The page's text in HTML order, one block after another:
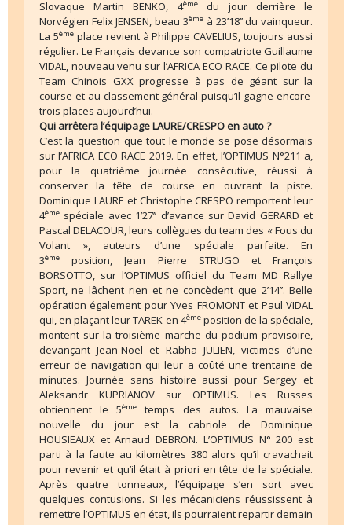
Slovaque Martin BENKO, 4èmedu jour derrière le
Norvégien Felix JENSEN, beau 3ème à 23’18’’ du vainqueur.
La 5èmeplace revient à Philippe CAVELIUS, toujours aussi
régulier. Le Français devance son compatriote Guillaume
VIDAL, nouveau venu sur l’AFRICA ECO RACE. Ce pilote du
Team Chinois GXX progresse à pas de géant sur la
course et au classement général puisqu’il gagne encore
trois places aujourd’hui.
Qui arrêtera l’équipage LAURE/CRESPO en auto ?
C’est la question que tout le monde se pose désormais
sur l’AFRICA ECO RACE 2019. En effet, l’OPTIMUS N°211 a,
pour la quatrième journée consécutive, réussi à
conserver la tête de course en ouvrant la piste.
Dominique LAURE et Christophe CRESPO remportent leur
4èmespéciale avec 1’27’’ d’avance sur David GERARD et
Pascal DELACOUR, leurs collègues du team des « Fous du
Volant », auteurs d’une spéciale parfaite. En
3èmeposition, Jean Pierre STRUGO et François
BORSOTTO, sur l’OPTIMUS officiel du Team MD Rallye
Sport, ne lâchent rien et ne concèdent que 2’14’’. Belle
opération également pour Yves FROMONT et Paul VIDAL
qui, en plaçant leur TAREK en 4èmeposition de la spéciale,
montent sur la troisième marche du podium provisoire,
devançant Jean-Noël et Rabha JULIEN, victimes d’une
erreur de navigation qui leur a coûté une trentaine de
minutes. Journée sans histoire aussi pour Sergey et
Aleksandr KUPRIANOV sur OPTIMUS. Les Russes
obtiennent le 5ème
temps des autos. La mauvaise
nouvelle du jour est la cabriole de Dominique
HOUSIEAUX et Arnaud DEBRON. L’OPTIMUS N° 200 est
parti à la faute au kilomètres 380 alors qu’il cravachait
pour revenir et qu’il était à priori en tête de la spéciale.
Après quatre tonneaux, l’équipage s’en sort avec
quelques contusions. Si les mécaniciens réussissent à
remettre l’OPTIMUS en état, ils pourraient repartir demain